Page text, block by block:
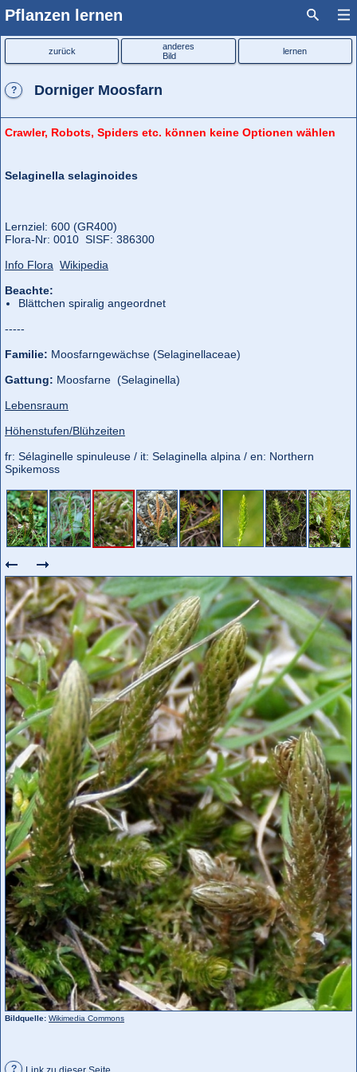
Pflanzen lernen
? Dorniger Moosfarn
zurück
anderes
Bild
lernen
Crawler, Robots, Spiders etc. können keine Optionen wählen
Bildquelle: Wikimedia Commons
Selaginella selaginoides
Lernziel: 600 (GR400)
Flora‑Nr: 0010 SISF: 386300
Info Flora Wikipedia
Beachte:
Blättchen spiralig angeordnet
-----
Familie: Moosfarngewächse (Selaginellaceae)
Gattung: Moosfarne (Selaginella)
Lebensraum
Höhenstufen/Blühzeiten
fr: Sélaginelle spinuleuse / it: Selaginella alpina / en: Northern
Spikemoss
?